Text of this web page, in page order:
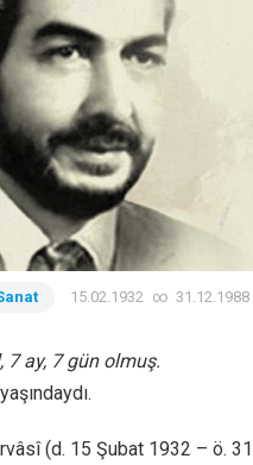
15.02.1932 ∞ 31.12.1988
7 ay, 7 gün olmuş.
(d. 15 Şubat 1932 – ö.